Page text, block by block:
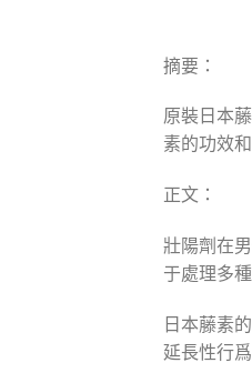
摘要：
原裝日本
素的功效
正文：
壯陽劑在
于處理多
日本藤素
延長性行